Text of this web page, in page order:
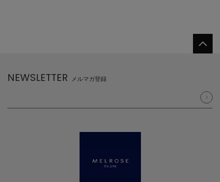
NEWSLETTER メルマガ登録